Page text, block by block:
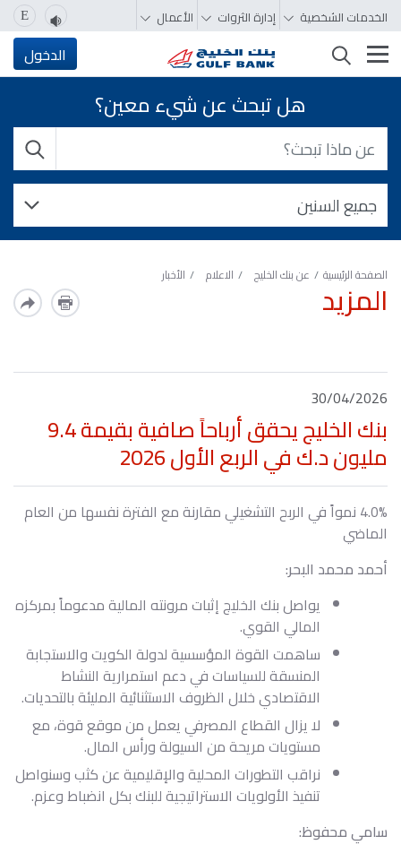
الخدمات الشخصية إدارة الثروات الأعمال E
تغيير التصفّح الدخول
هل تبحث عن شيء معين؟
الصفحة الرئيسية عن بنك الخليج الاعلام الأخبار
المزيد
30/04/2026
بنك الخليج يحقق أرباحاً صافية بقيمة 9.4
مليون د.ك في الربع الأول 2026
4.0% نمواً في الربح التشغيلي مقارنة مع الفترة نفسها من العام
الماضي
أحمد محمد البحر:
يواصل بنك الخليج إثبات مرونته المالية مدعوماً بمركزه
المالي القوي.
ساهمت القوة المؤسسية لدولة الكويت والاستجابة
المنسقة للسياسات في دعم استمرارية النشاط
الاقتصادي خلال الظروف الاستثنائية المليئة بالتحديات.
لا يزال القطاع المصرفي يعمل من موقع قوة، مع
مستويات مريحة من السيولة ورأس المال.
نراقب التطورات المحلية والإقليمية عن كثب وسنواصل
تنفيذ الأولويات الاستراتيجية للبنك بكل انضباط وعزم.
سامي محفوظ: